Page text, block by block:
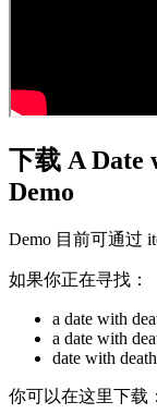
下载 A Date
Demo
Demo 目前可通过
如果你正在寻找：
a date with
a date with
date with
你可以在这里下载：